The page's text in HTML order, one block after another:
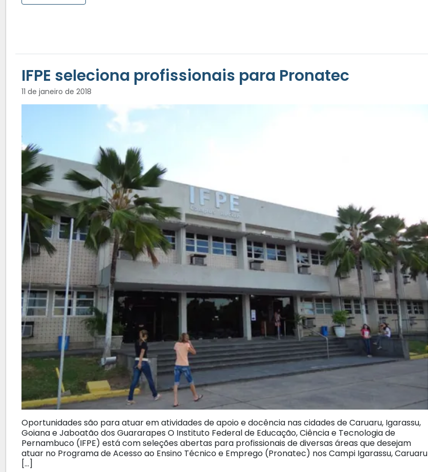
IFPE seleciona profissionais para Pronatec
11 de janeiro de 2018
Oportunidades são para atuar em atividades de apoio e docência nas cidades de Caruaru, Igarassu,
Goiana e Jaboatão dos Guararapes O Instituto Federal de Educação, Ciência e Tecnologia de
Pernambuco (IFPE) está com seleções abertas para profissionais de diversas áreas que desejam
atuar no Programa de Acesso ao Ensino Técnico e Emprego (Pronatec) nos Campi Igarassu, Caruaru
[…]